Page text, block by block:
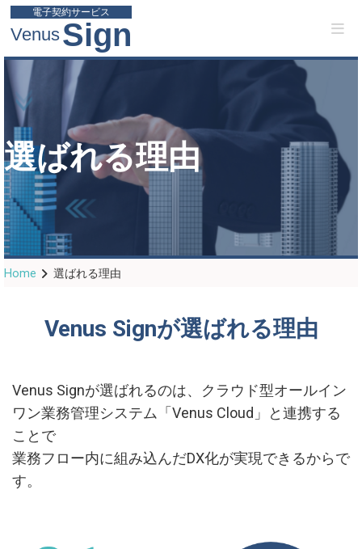
電子契約サービス
VenusSign
選ばれる理由
Home 選ばれる理由
Venus Signが選ばれる理由
Venus Signが選ばれるのは、クラウド型オールイン
ワン業務管理システム「Venus Cloud」と連携する
ことで
業務フロー内に組み込んだDX化が実現できるからで
す。